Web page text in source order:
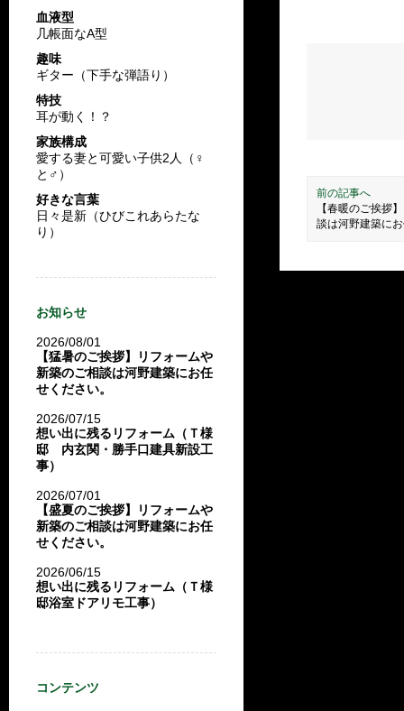
前の記事へ
【春暖のご挨拶
談は河野建築に
血液型
几帳面なA型
趣味
ギター（下手な弾語り）
特技
耳が動く！？
家族構成
愛する妻と可愛い子供2人（♀
と♂）
好きな言葉
日々是新（ひびこれあらたな
り）
お知らせ
2026/08/01
【猛暑のご挨拶】リフォームや
新築のご相談は河野建築にお任
せください。
2026/07/15
想い出に残るリフォーム（Ｔ様
邸 内玄関・勝手口建具新設工
事）
2026/07/01
【盛夏のご挨拶】リフォームや
新築のご相談は河野建築にお任
せください。
2026/06/15
想い出に残るリフォーム（Ｔ様
邸浴室ドアリモ工事）
コンテンツ